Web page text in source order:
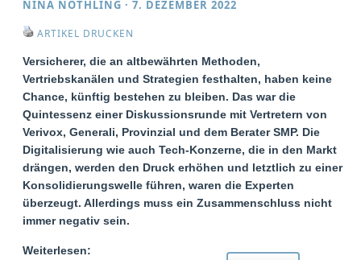
NINA NÖTHLING ·7. DEZEMBER 2022
ARTIKEL DRUCKEN
Versicherer, die an altbewährten Methoden,
Vertriebskanälen und Strategien festhalten, haben keine
Chance, künftig bestehen zu bleiben. Das war die
Quintessenz einer Diskussionsrunde mit Vertretern von
Verivox, Generali, Provinzial und dem Berater SMP. Die
Digitalisierung wie auch Tech-Konzerne, die in den Markt
drängen, werden den Druck erhöhen und letztlich zu einer
Konsolidierungswelle führen, waren die Experten
überzeugt. Allerdings muss ein Zusammenschluss nicht
immer negativ sein.
Weiterlesen: